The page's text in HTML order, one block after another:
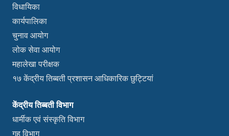
विधायिका
कार्यपालिका
चुनाव आयोग
लोक सेवा आयोग
महालेखा परीक्षक
१७ केंद्रीय तिब्बती प्रशासन आधिकारिक छुट्टियां
केंद्रीय तिब्बती विभाग
धार्मीक एवं संस्कृति विभाग
गृह विभाग